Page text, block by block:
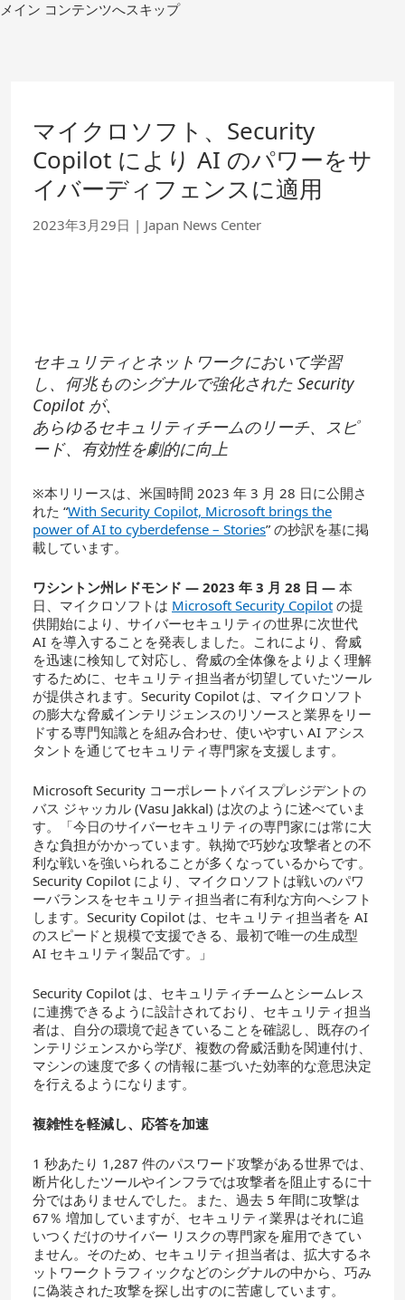
コ
メイン コンテンツへスキップ
マイクロソフト、Security
Copilot により AI のパワーをサ
イバーディフェンスに適用
2023年3月29日 | Japan News Center
セキュリティとネットワークにおいて学習
し、何兆ものシグナルで強化された Security
Copilot が、
あらゆるセキュリティチームのリーチ、スピ
ード、有効性を劇的に向上
※本リリースは、米国時間 2023 年 3 月 28 日に公開さ
れた “With Security Copilot, Microsoft brings the
power of AI to cyberdefense – Stories” の抄訳を基に掲
載しています。
ワシントン州レドモンド — 2023 年 3 月 28 日 — 本
日、マイクロソフトは Microsoft Security Copilot の提
供開始により、サイバーセキュリティの世界に次世代
AI を導入することを発表しました。これにより、脅威
を迅速に検知して対応し、脅威の全体像をよりよく理解
するために、セキュリティ担当者が切望していたツール
が提供されます。Security Copilot は、マイクロソフト
の膨大な脅威インテリジェンスのリソースと業界をリー
ドする専門知識とを組み合わせ、使いやすい AI アシス
タントを通じてセキュリティ専門家を支援します。
Microsoft Security コーポレートバイスプレジデントの
バス ジャッカル (Vasu Jakkal) は次のように述べていま
す。「今日のサイバーセキュリティの専門家には常に大
きな負担がかかっています。執拗で巧妙な攻撃者との不
利な戦いを強いられることが多くなっているからです。
Security Copilot により、マイクロソフトは戦いのパワ
ーバランスをセキュリティ担当者に有利な方向へシフト
します。Security Copilot は、セキュリティ担当者を AI
のスピードと規模で支援できる、最初で唯一の生成型
AI セキュリティ製品です。」
Security Copilot は、セキュリティチームとシームレス
に連携できるように設計されており、セキュリティ担当
者は、自分の環境で起きていることを確認し、既存のイ
ンテリジェンスから学び、複数の脅威活動を関連付け、
マシンの速度で多くの情報に基づいた効率的な意思決定
を行えるようになります。
複雑性を軽減し、応答を加速
1 秒あたり 1,287 件のパスワード攻撃がある世界では、
断片化したツールやインフラでは攻撃者を阻止するに十
分ではありませんでした。また、過去 5 年間に攻撃は
67％ 増加していますが、セキュリティ業界はそれに追
いつくだけのサイバー リスクの専門家を雇用できてい
ません。そのため、セキュリティ担当者は、拡大するネ
ットワークトラフィックなどのシグナルの中から、巧み
に偽装された攻撃を探し出すのに苦慮しています。